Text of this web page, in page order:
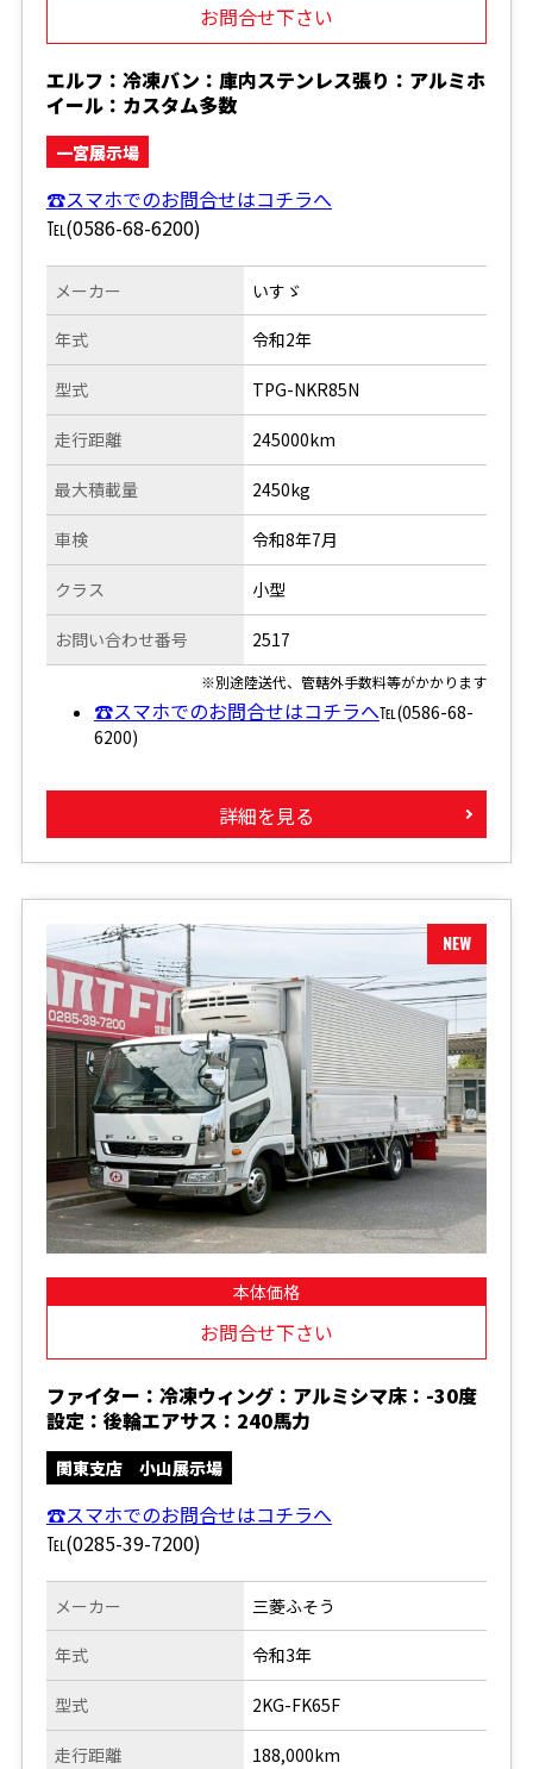
お問合せ下さい
エルフ：冷凍バン：庫内ステンレス張り：アルミホ
イール：カスタム多数
一宮展示場
☎スマホでのお問合せはコチラへ
℡(0586-68-6200)
メーカー
年式
型式
走行距離
いすゞ
令和2年
TPG-NKR85N
245000km
最大積載量
車検
クラス
お問い合わせ番号
2450kg
令和8年7月
小型
2517
※別途陸送代、管轄外手数料等がかかります
☎スマホでのお問合せはコチラへ℡(0586-68-
6200)
詳細を見る
本体価格
お問合せ下さい
ファイター：冷凍ウィング：アルミシマ床：-30度
設定：後輪エアサス：240馬力
関東支店 小山展示場
☎スマホでのお問合せはコチラへ
℡(0285-39-7200)
メーカー
年式
型式
走行距離
三菱ふそう
令和3年
2KG-FK65F
188,000km